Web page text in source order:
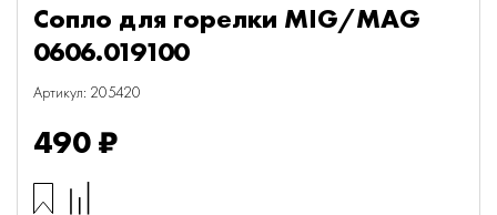
Сопло для горелки MIG/MAG
0606.019100
Артикул: 205420
490 ₽